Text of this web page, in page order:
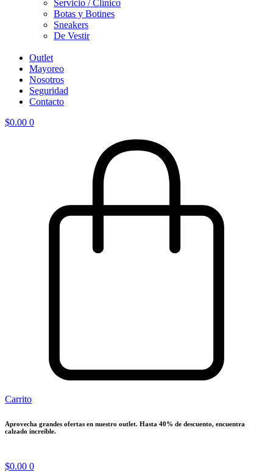
Servicio / Clínico
Botas y Botines
Sneakers
De Vestir
Outlet
Mayoreo
Nosotros
Seguridad
Contacto
$0.00 0
Carrito
Aprovecha grandes ofertas en nuestro outlet. Hasta 40% de descuento, encuentra
calzado increíble.
$0.00 0